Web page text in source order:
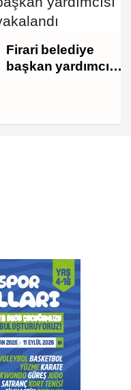
Firari belediye
başkan yardımcısı